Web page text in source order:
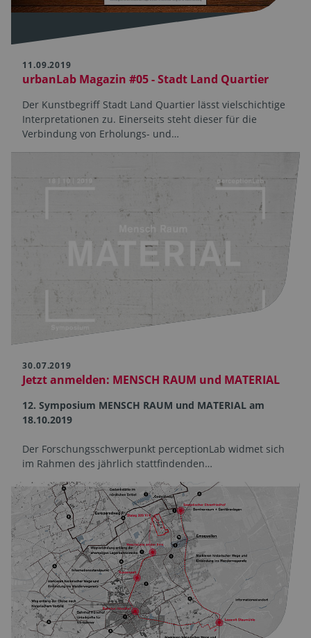
11.09.2019
urbanLab Magazin #05 - Stadt Land Quartier
Der Kunstbegriff Stadt Land Quartier lässt vielschichtige
Interpretationen zu. Einerseits steht dieser für die
Verbindung von Erholungs- und…
30.07.2019
Jetzt anmelden: MENSCH RAUM und MATERIAL
12. Symposium MENSCH RAUM und MATERIAL am
18.10.2019
Der Forschungsschwerpunkt perceptionLab widmet sich
im Rahmen des jährlich stattfindenden…